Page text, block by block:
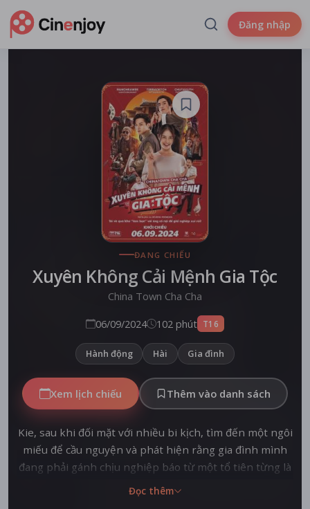
Đăng nhập
ĐANG CHIẾU
Xuyên Không Cải Mệnh Gia Tộc
China Town Cha Cha
06/09/2024 102 phút T16
Hành động Hài Gia đình
Xem lịch chiếu Thêm vào danh sách
Kie, sau khi đối mặt với nhiều bi kịch, tìm đến một ngôi
miếu để cầu nguyện và phát hiện rằng gia đình mình
đang phải gánh chịu nghiệp báo từ một tổ tiên từng là
giang hồ. Để ngăn chặn tai ương, cô gặp gỡ những
thành viên trong băng đảng, bao gồm cả cụ cố của
Đọc thêm